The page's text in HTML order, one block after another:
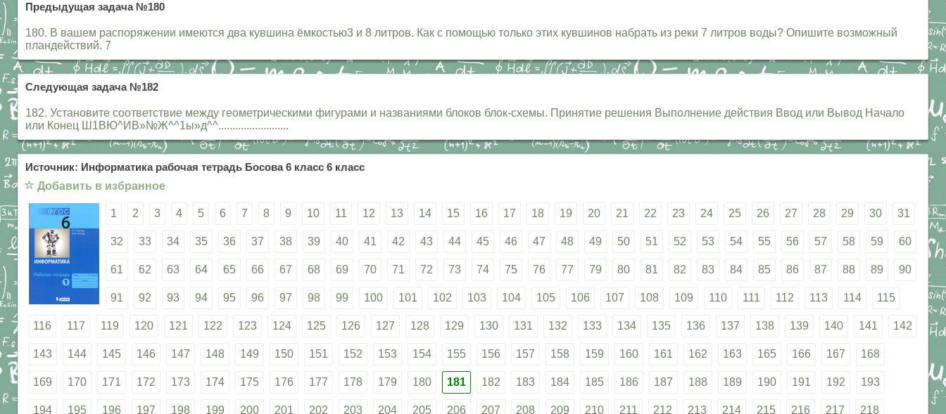
Предыдущая задача №180
180. В вашем распоряжении имеются два кувшина ёмкостью3 и 8 литров. Как с помощью только этих кувшинов набрать из реки 7 литров воды? Опишите возможный
пландействий. 7
Следующая задача №182
182. Установите соответствие между геометрическими фигурами и названиями блоков блок-схемы. Принятие решения Выполнение действия Ввод или Вывод Начало
или Конец Ш1ВЮ^ИВ»№Ж^^1ы»д^^.........................
Источник: Информатика рабочая тетрадь Босова 6 класс 6 класс
☆ Добавить в избранное
1 2 3 4 5 6 7 8 9 10 11 12 13 14 15 16 17 18 19 20 21 22 23 24 25 26 27 28 29 30 31
32 33 34 35 36 37 38 39 40 41 42 43 44 45 46 47 48 49 50 51 52 53 54 55 56 57 58 59 60
61 62 63 64 65 66 67 68 69 70 71 72 73 74 75 76 77 79 80 81 82 83 84 85 86 87 88 89 90
91 92 93 94 95 96 97 98 99 100 101 102 103 104 105 106 107 108 109 110 111 112 113 114 115
116 117 119 120 121 122 123 124 125 126 127 128 129 130 131 132 133 134 135 136 137 138 139 140 141 142
143 144 145 146 147 148 149 150 151 152 153 154 155 156 157 158 159 160 161 162 163 165 166 167 168
169 170 171 172 173 174 175 176 177 178 179 180 181 182 183 184 185 186 187 188 189 190 191 192 193
194 195 196 197 198 199 200 201 202 203 204 205 206 207 208 209 210 211 212 213 214 215 216 217 218